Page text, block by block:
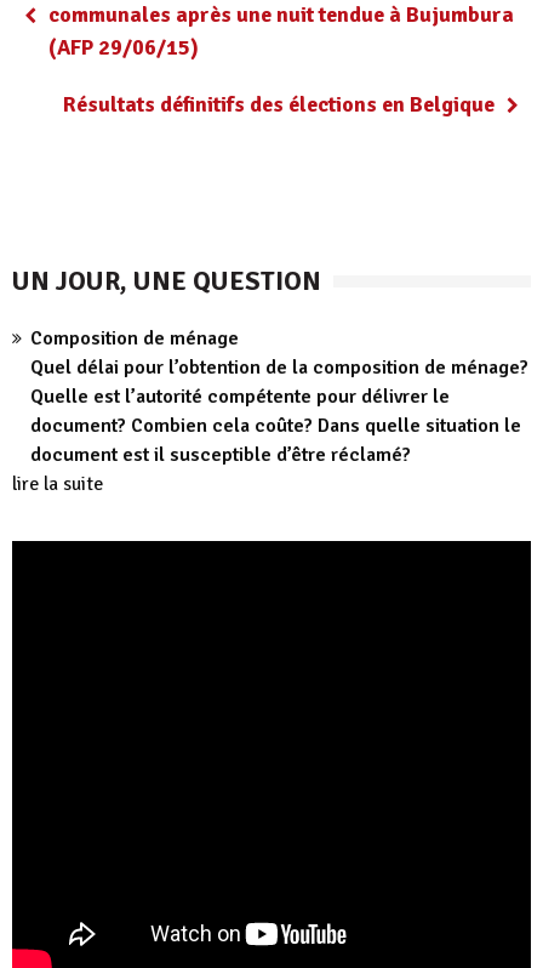
communales après une nuit tendue à Bujumbura
(AFP 29/06/15)
Résultats définitifs des élections en Belgique
UN JOUR, UNE QUESTION
Composition de ménage
Quel délai pour l’obtention de la composition de ménage?
Quelle est l’autorité compétente pour délivrer le
document? Combien cela coûte? Dans quelle situation le
document est il susceptible d’être réclamé?
lire la suite